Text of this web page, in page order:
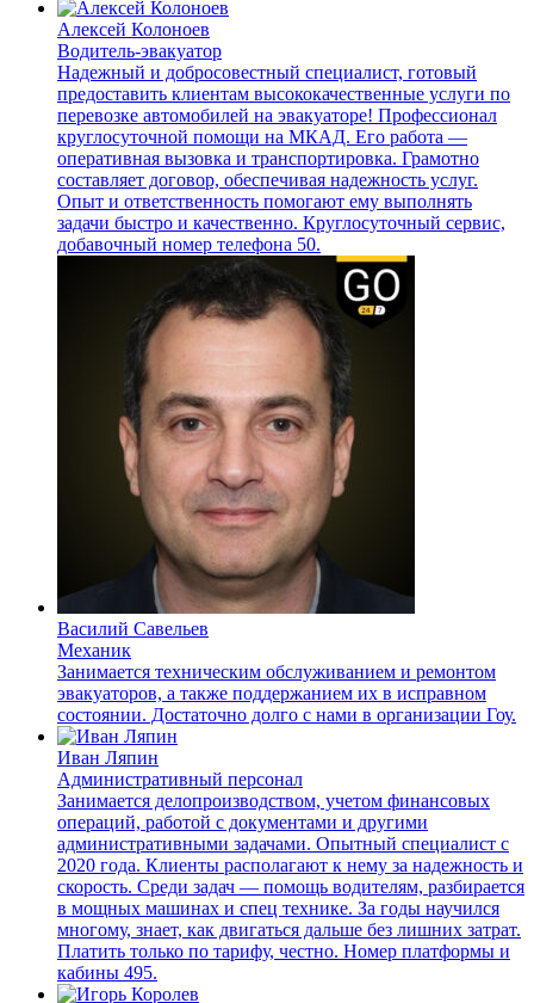
Алексей Колоноев
Водитель-эвакуатор
Надежный и добросовестный специалист, готовый
предоставить клиентам высококачественные услуги по
перевозке автомобилей на эвакуаторе! Профессионал
круглосуточной помощи на МКАД. Его работа —
оперативная вызовка и транспортировка. Грамотно
составляет договор, обеспечивая надежность услуг.
Опыт и ответственность помогают ему выполнять
задачи быстро и качественно. Круглосуточный сервис,
добавочный номер телефона 50.
Василий Савельев
Механик
Занимается техническим обслуживанием и ремонтом
эвакуаторов, а также поддержанием их в исправном
состоянии. Достаточно долго с нами в организации Гоу.
Иван Ляпин
Административный персонал
Занимается делопроизводством, учетом финансовых
операций, работой с документами и другими
административными задачами. Опытный специалист с
2020 года. Клиенты располагают к нему за надежность и
скорость. Среди задач — помощь водителям, разбирается
в мощных машинах и спец технике. За годы научился
многому, знает, как двигаться дальше без лишних затрат.
Платить только по тарифу, честно. Номер платформы и
кабины 495.